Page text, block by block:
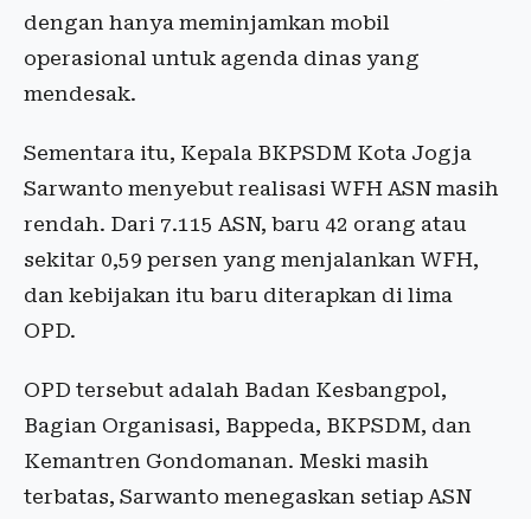
dengan hanya meminjamkan mobil
operasional untuk agenda dinas yang
mendesak.
Sementara itu, Kepala BKPSDM Kota Jogja
Sarwanto menyebut realisasi WFH ASN masih
rendah. Dari 7.115 ASN, baru 42 orang atau
sekitar 0,59 persen yang menjalankan WFH,
dan kebijakan itu baru diterapkan di lima
OPD.
OPD tersebut adalah Badan Kesbangpol,
Bagian Organisasi, Bappeda, BKPSDM, dan
Kemantren Gondomanan. Meski masih
terbatas, Sarwanto menegaskan setiap ASN